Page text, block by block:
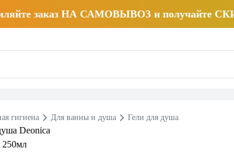
заказ НА САМОВЫВОЗ и получайте
гигиена Для ванны и душа Гели для душа